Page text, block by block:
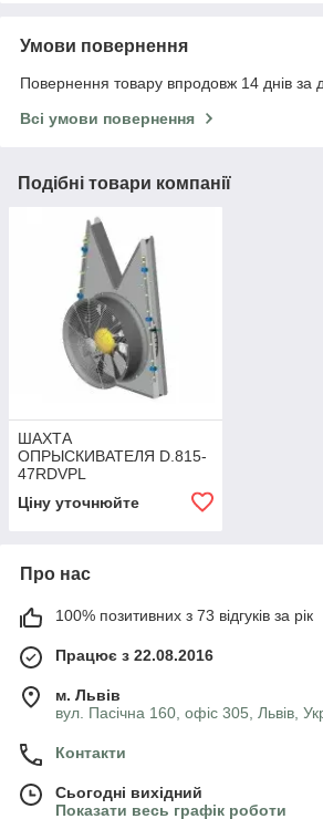
Умови повернення
Повернення товару впродовж 14 днів за
Всі умови повернення
Подібні товари компанії
ШАХТА
ОПРЫСКИВАТЕЛЯ D.815-
47RDVPL
Ціну уточнюйте
Про нас
100% позитивних з 73 відгуків за рік
Працює з 22.08.2016
м. Львів
вул. Пасічна 160, офіс 305, Львів,
Контакти
Сьогодні вихідний
Показати весь графік роботи